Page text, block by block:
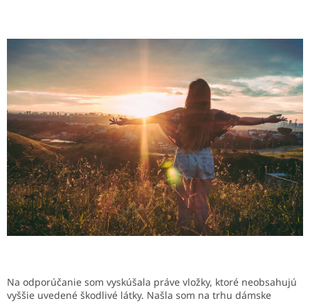
Na odporúčanie som vyskúšala práve vložky, ktoré neobsahujú
vyššie uvedené škodlivé látky. Našla som na trhu dámske